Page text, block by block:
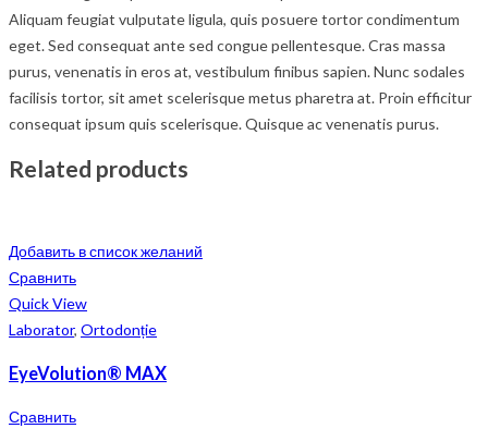
Aliquam feugiat vulputate ligula, quis posuere tortor condimentum
eget. Sed consequat ante sed congue pellentesque. Cras massa
purus, venenatis in eros at, vestibulum finibus sapien. Nunc sodales
facilisis tortor, sit amet scelerisque metus pharetra at. Proin efficitur
consequat ipsum quis scelerisque. Quisque ac venenatis purus.
Related products
Добавить в список желаний
Сравнить
Quick View
Laborator, Ortodonție
EyeVolution® MAX
Сравнить